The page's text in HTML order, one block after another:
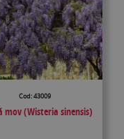
Cod: 43009
mov (Wisteria sinensis)